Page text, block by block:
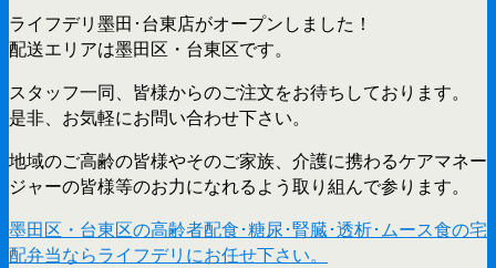
ライフデリ墨田･台東店がオープンしました！
配送エリアは墨田区・台東区です。
スタッフ一同、皆様からのご注文をお待ちしております。
是非、お気軽にお問い合わせ下さい。
地域のご高齢の皆様やそのご家族、介護に携わるケアマネー
ジャーの皆様等のお力になれるよう取り組んで参ります。
墨田区・台東区の高齢者配食･糖尿･腎臓･透析･ムース食の宅
配弁当ならライフデリにお任せ下さい。